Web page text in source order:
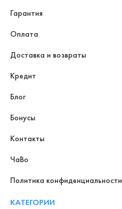
Гарантия
Оплата
Доставка и возвраты
Кредит
Блог
Бонусы
Контакты
ЧаВо
Политика конфиденциальности
КАТЕГОРИИ